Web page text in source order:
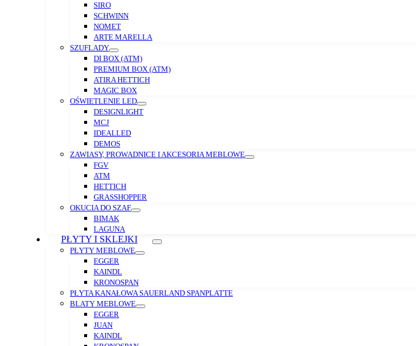
SIRO
SCHWINN
NOMET
ARTE MARELLA
SZUFLADY
DI BOX (ATM)
PREMIUM BOX (ATM)
ATIRA HETTICH
MAGIC BOX
OŚWIETLENIE LED
DESIGNLIGHT
MCJ
IDEALLED
DEMOS
ZAWIASY, PROWADNICE I AKCESORIA MEBLOWE
FGV
ATM
HETTICH
GRASSHOPPER
OKUCIA DO SZAF
BIMAK
LAGUNA
PŁYTY I SKLEJKI
PŁYTY MEBLOWE
EGGER
KAINDL
KRONOSPAN
PŁYTA KANAŁOWA SAUERLAND SPANPLATTE
BLATY MEBLOWE
EGGER
JUAN
KAINDL